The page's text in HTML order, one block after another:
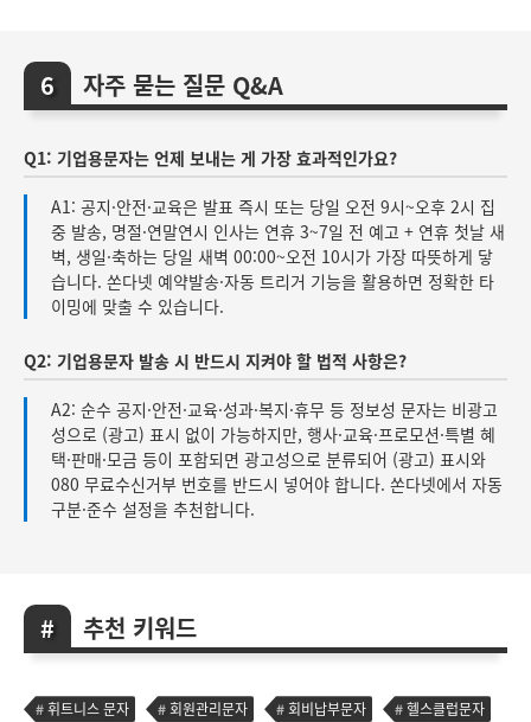
자주 묻는 질문 Q&A
Q1: 기업용문자는 언제 보내는 게 가장 효과적인가요?
A1: 공지·안전·교육은 발표 즉시 또는 당일 오전 9시~오후 2시 집
중 발송, 명절·연말연시 인사는 연휴 3~7일 전 예고 + 연휴 첫날 새
벽, 생일·축하는 당일 새벽 00:00~오전 10시가 가장 따뜻하게 닿
습니다. 쏜다넷 예약발송·자동 트리거 기능을 활용하면 정확한 타
이밍에 맞출 수 있습니다.
Q2: 기업용문자 발송 시 반드시 지켜야 할 법적 사항은?
A2: 순수 공지·안전·교육·성과·복지·휴무 등 정보성 문자는 비광고
성으로 (광고) 표시 없이 가능하지만, 행사·교육·프로모션·특별 혜
택·판매·모금 등이 포함되면 광고성으로 분류되어 (광고) 표시와
080 무료수신거부 번호를 반드시 넣어야 합니다. 쏜다넷에서 자동
구분·준수 설정을 추천합니다.
추천 키워드
휘트니스 문자 회원관리문자 회비납부문자
헬스클럽문자